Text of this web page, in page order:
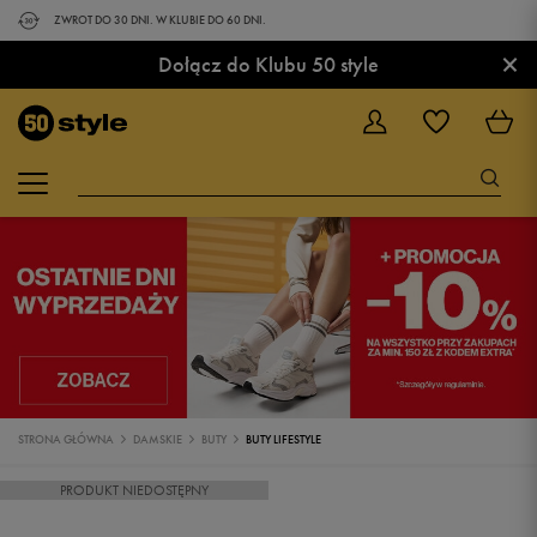
ZWROT DO 30 DNI. W KLUBIE DO 60 DNI.
Dołącz do Klubu 50 style ×
STRONA GŁÓWNA DAMSKIE BUTY BUTY LIFESTYLE
PRODUKT NIEDOSTĘPNY